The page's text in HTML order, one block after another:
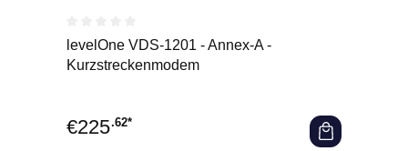
Durchschnittliche Bewertung von 0 von 5 Sternen
levelOne VDS-1201 - Annex-A -
Kurzstreckenmodem
€225.62*